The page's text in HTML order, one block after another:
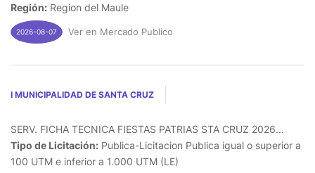
Región: Region del Maule
2026-08-07 Ver en Mercado Publico
I MUNICIPALIDAD DE SANTA CRUZ
SERV. FICHA TECNICA FIESTAS PATRIAS STA CRUZ 2026...
Tipo de Licitación: Publica-Licitacion Publica igual o superior a
100 UTM e inferior a 1.000 UTM (LE)